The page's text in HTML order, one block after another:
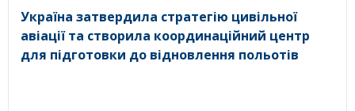
Україна затвердила стратегію цивільної
авіації та створила координаційний центр
для підготовки до відновлення польотів